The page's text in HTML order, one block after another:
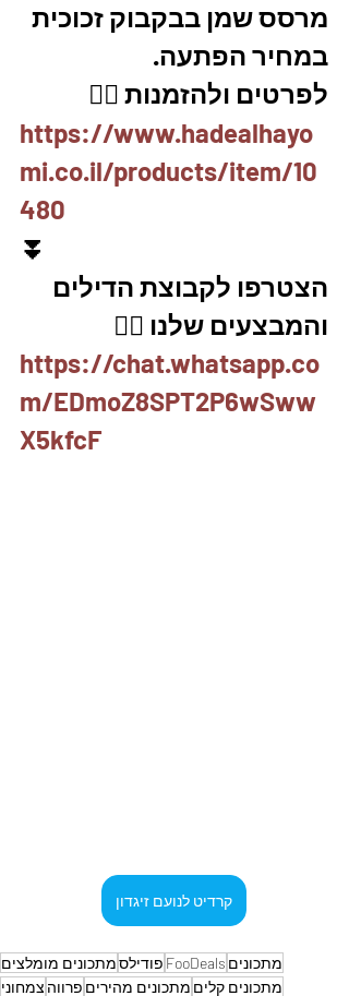
מרסס שמן בבקבוק זכוכית
במחיר הפתעה.
לפרטים ולהזמנות 👇🏼
https://www.hadealhayo
mi.co.il/products/item/10
480
⏬
הצטרפו לקבוצת הדילים
והמבצעים שלנו 👇🏽
https://chat.whatsapp.co
m/EDmoZ8SPT2P6wSww
X5kfcF
קרדיט לנועם זיגדון
מתכונים FooDeals פודילסמתכונים מומלצים
מתכונים קלים מתכונים מהירים פרווה צמחוני